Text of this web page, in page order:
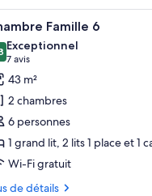
un canapé, deux fauteuils,
:
7 Famille 6
sur 10
Exceptionnel
7 avis
(7 avis)
43 m²
2 chambres
6 personnes
1 grand lit, 2 lits 1 place et 1
Wi-Fi gratuit
de détails